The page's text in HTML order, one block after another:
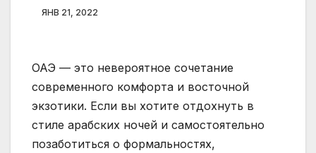
ЯНВ 21, 2022
ОАЭ — это невероятное сочетание
современного комфорта и восточной
экзотики. Если вы хотите отдохнуть в
стиле арабских ночей и самостоятельно
позаботиться о формальностях,